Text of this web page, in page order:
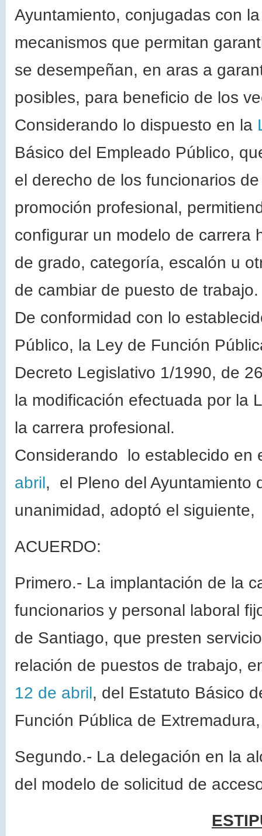
Ayuntamiento, conjugadas con
mecanismos que permitan
se desempeñan, en aras a
posibles, para beneficio de los
Considerando lo dispuesto en la
Básico del Empleado Público,
el derecho de los funcionarios
promoción profesional,
configurar un modelo de carrera
de grado, categoría, escalón u
de cambiar de puesto de trabajo.
De conformidad con lo
Público, la Ley de Función
Decreto Legislativo 1/1990, de
la modificación efectuada por la
la carrera profesional.
Considerando lo establecido en
abril, el Pleno del Ayuntamiento
unanimidad, adoptó el siguiente,
ACUERDO:
Primero.- La implantación de la
funcionarios y personal laboral
de Santiago, que presten
relación de puestos de trabajo,
12 de abril, del Estatuto Básico
Función Pública de Extremadura,
Segundo.- La delegación en la
del modelo de solicitud de